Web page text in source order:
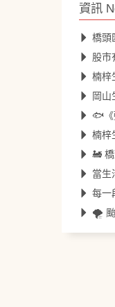
資訊
橋頭匯
股市有
楠梓
岡山
🐟《
楠梓
🚂 橋
當生
每一段
🌪️ 颱風